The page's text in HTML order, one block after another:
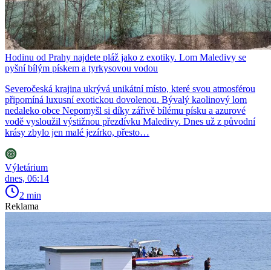
Hodinu od Prahy najdete pláž jako z exotiky. Lom Maledivy se
pyšní bílým pískem a tyrkysovou vodou
Severočeská krajina ukrývá unikátní místo, které svou atmosférou
připomíná luxusní exotickou dovolenou. Bývalý kaolinový lom
nedaleko obce Nepomyšl si díky zářivě bílému písku a azurové
vodě vysloužil výstižnou přezdívku Maledivy. Dnes už z původní
krásy zbylo jen malé jezírko, přesto…
Výletárium
dnes, 06:14
2 min
Reklama